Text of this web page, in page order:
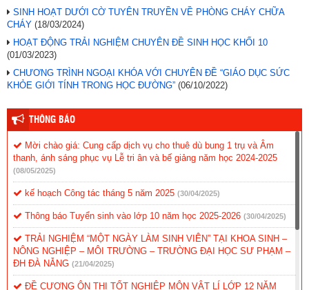
SINH HOẠT DƯỚI CỜ TUYÊN TRUYỀN VỀ PHÒNG CHÁY CHỮA
CHÁY (18/03/2024)
HOẠT ĐỘNG TRẢI NGHIỆM CHUYÊN ĐỀ SINH HỌC KHỐI 10
(01/03/2023)
CHƯƠNG TRÌNH NGOẠI KHÓA VỚI CHUYÊN ĐỀ “GIÁO DỤC SỨC
KHỎE GIỚI TÍNH TRONG HỌC ĐƯỜNG” (06/10/2022)
THÔNG BÁO
Mời chào giá: Cung cấp dịch vụ cho thuê dù bung 1 trụ và Âm
thanh, ánh sáng phục vụ Lễ tri ân và bế giảng năm học 2024-2025
(08/05/2025)
kế hoạch Công tác tháng 5 năm 2025 (30/04/2025)
Thông báo Tuyển sinh vào lớp 10 năm học 2025-2026 (30/04/2025)
TRẢI NGHIỆM “MỘT NGÀY LÀM SINH VIÊN” TẠI KHOA SINH –
NÔNG NGHIỆP – MÔI TRƯỜNG – TRƯỜNG ĐẠI HỌC SƯ PHẠM –
ĐH ĐÀ NẴNG (21/04/2025)
ĐỀ CƯƠNG ÔN THI TỐT NGHIỆP MÔN VẬT LÍ LỚP 12 NĂM